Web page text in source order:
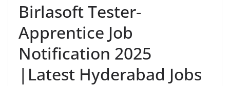
Birlasoft Tester-
Apprentice Job
Notification 2025
|Latest Hyderabad Jobs